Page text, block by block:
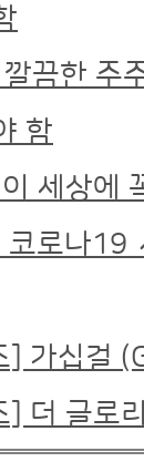
깔끔한 주
함
세상에
코로나19
] 가십걸
] 더 글로